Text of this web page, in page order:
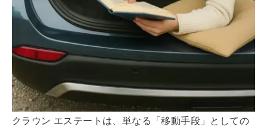
クラウン エステートは、単なる「移動手段」としての